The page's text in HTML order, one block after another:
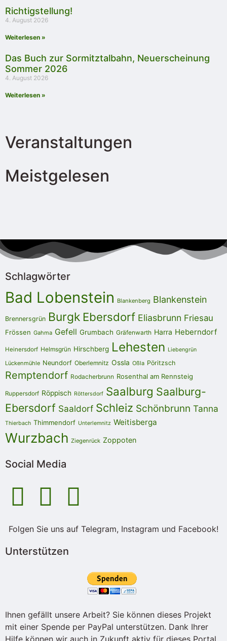
Richtigstellung!
4. August 2026
Weiterlesen »
Das Buch zur Sormitztalbahn, Neuerscheinung
Sommer 2026
4. August 2026
Weiterlesen »
Veranstaltungen
Meistgelesen
Schlagwörter
Bad Lobenstein Blankenberg Blankenstein
Brennersgrün Burgk Ebersdorf Eliasbrunn Friesau
Frössen Gahma Gefell Grumbach Gräfenwarth Harra Heberndorf
Heinersdorf Helmsgrün Hirschberg Lehesten Liebengrün
Lückenmühle Neundorf Oberlemnitz Ossla Oßla Pöritzsch
Remptendorf Rodacherbrunn Rosenthal am Rennsteig
Ruppersdorf Röppisch Röttersdorf Saalburg Saalburg-
Ebersdorf Saaldorf Schleiz Schönbrunn Tanna
Thierbach Thimmendorf Unterlemnitz Weitisberga
Wurzbach Ziegenrück Zoppoten
Social Media
Folgen Sie uns auf Telegram, Instagram und Facebook!
Unterstützen
Ihnen gefällt unsere Arbeit? Sie können dieses Projekt
mit einer Spende per PayPal unterstützen. Dank Ihrer
Hilfe können wir auch in Zukunft aktiv für dieses Portal